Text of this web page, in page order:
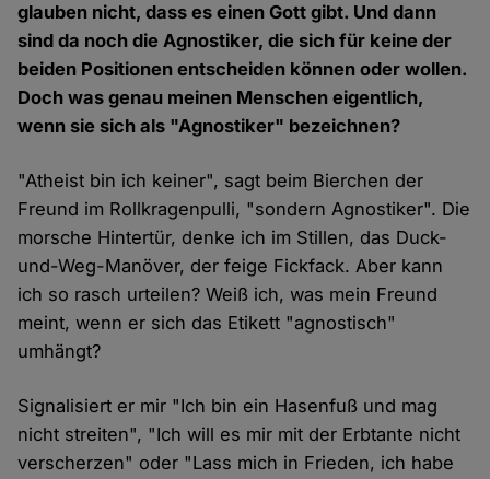
glauben nicht, dass es einen Gott gibt. Und dann
sind da noch die Agnostiker, die sich für keine der
beiden Positionen entscheiden können oder wollen.
Doch was genau meinen Menschen eigentlich,
wenn sie sich als "Agnostiker" bezeichnen?
"Atheist bin ich keiner", sagt beim Bierchen der
Freund im Rollkragenpulli, "sondern Agnostiker". Die
morsche Hintertür, denke ich im Stillen, das Duck-
und-Weg-Manöver, der feige Fickfack. Aber kann
ich so rasch urteilen? Weiß ich, was mein Freund
meint, wenn er sich das Etikett "agnostisch"
umhängt?
Signalisiert er mir "Ich bin ein Hasenfuß und mag
nicht streiten", "Ich will es mir mit der Erbtante nicht
verscherzen" oder "Lass mich in Frieden, ich habe